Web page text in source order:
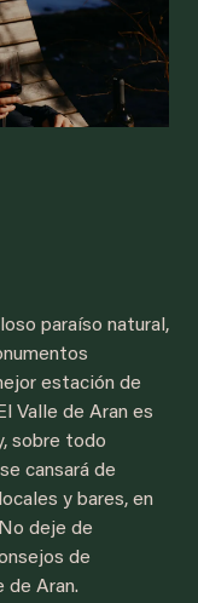
paraíso natural,
estación de
Valle de Aran es
sobre todo
cansará de
y bares, en
deje de
de
de Aran.